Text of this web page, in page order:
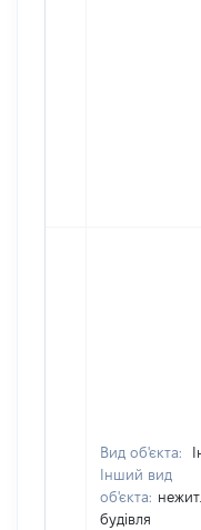
Вид об'єкта:
Інший вид
об'єкта:
будівля